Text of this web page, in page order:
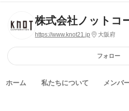
株式会社ノットコ
https://www.knot21.jp 大阪府
フォロー
ホーム 私たちについて メンバ